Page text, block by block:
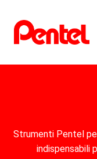
Strumenti Pentel
indispensabili